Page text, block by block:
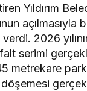
Yıldırım
açılmasıyla
verdi. 2026
serimi
metrekare